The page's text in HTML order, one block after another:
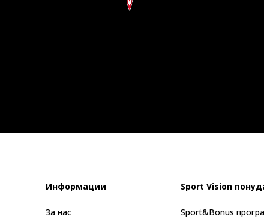
Информации
За нас
Sport Vision
Sport&Bonus